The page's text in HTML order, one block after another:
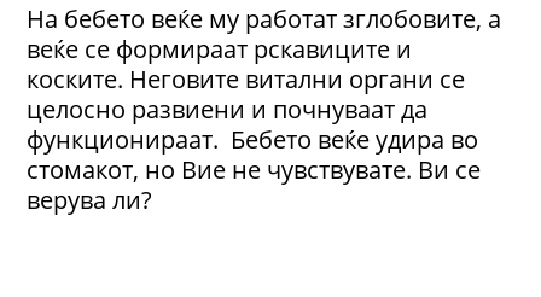
На бебето веќе му работат зглобовите, а
веќе се формираат рскавиците и
коските. Неговите витални органи се
целосно развиени и почнуваат да
функционираат. Бебето веќе удира во
стомакот, но Вие не чувствувате. Ви се
верува ли?